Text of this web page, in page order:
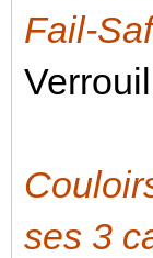
Fail-
ses 3